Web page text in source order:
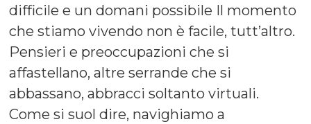
difficile e un domani possibile Il momento
che stiamo vivendo non è facile, tutt’altro.
Pensieri e preoccupazioni che si
affastellano, altre serrande che si
abbassano, abbracci soltanto virtuali.
Come si suol dire, navighiamo a